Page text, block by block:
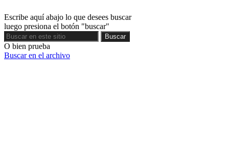
Escribe aquí abajo lo que desees buscar
luego presiona el botón "buscar"
Buscar
Buscar
O bien prueba
Buscar en el archivo